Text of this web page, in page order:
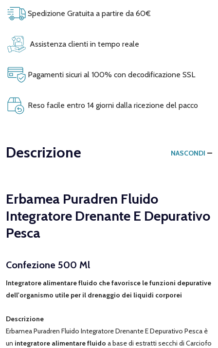
Spedizione Gratuita a partire da 60€
Assistenza clienti in tempo reale
Pagamenti sicuri al 100% con decodificazione SSL
Reso facile entro 14 giorni dalla ricezione del pacco
Descrizione NASCONDI
Erbamea Puradren Fluido
Integratore Drenante E Depurativo
Pesca
Confezione 500 Ml
Integratore alimentare fluido che favorisce le funzioni depurative
dell'organismo utile per il drenaggio dei liquidi corporei
Descrizione
Erbamea Puradren Fluido Integratore Drenante E Depurativo Pesca è
un integratore alimentare fluido a base di estratti secchi di Carciofo